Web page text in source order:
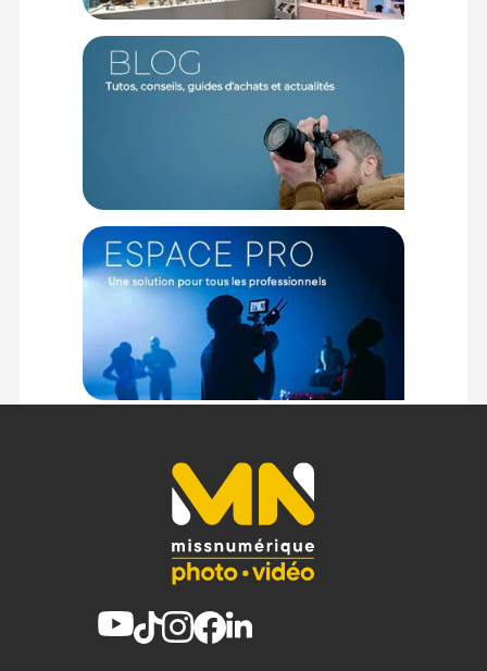
Couleur : Noir
Angle de Rotation : 360°
Angle d'Inclinaison : -65° à 90°
CONTENU DU CARTON :
1 x Sirui rotule VHS-10
Offre valable jusqu'au 06-08-2026 inclus.
Code EAN Sirui rotule VHS-10 - Trépied & rotule vidéo - Achat
6952060074429
Garantie 6 ans
(1) Offre valable jusqu'au 31 Décembre 2030 à partir de 49 euros
sur les produits de moins de 1m et moins de 20Kg.
(2) Sous réserve d'éligibilité.
(3) Nombre de points Fidélité estimés, hors remises au panier, basé
sur le prix TTC en €, les points seront effectivement calculés dans le